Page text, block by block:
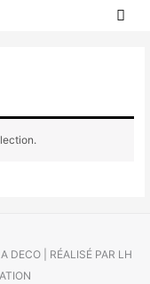
DECO | RÉALISÉ PAR LH